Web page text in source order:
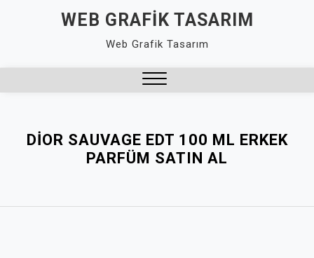
WEB GRAFIK TASARIM
Web Grafik Tasarım
DIOR SAUVAGE EDT 100 ML ERKEK
PARFÜM SATIN AL